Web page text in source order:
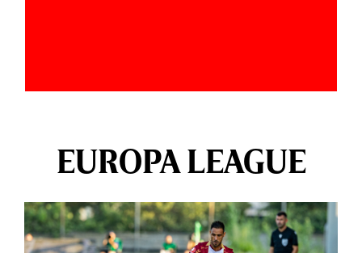
EUROPA LEAGUE